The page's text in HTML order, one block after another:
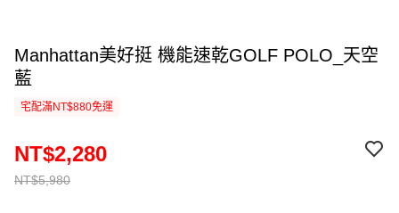
Manhattan美好挺 機能速乾GOLF POLO_天空
藍
宅配滿NT$880免運
NT$5,980
NT$2,280